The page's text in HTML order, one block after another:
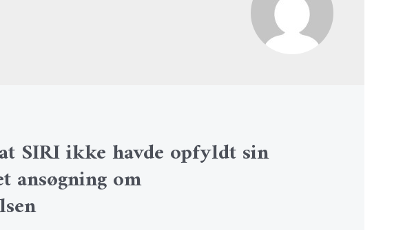
SIRI ikke havde opfyldt sin
ansøgning om